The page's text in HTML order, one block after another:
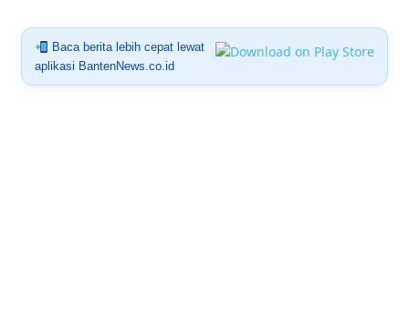
Baca berita lebih cepat lewat
aplikasi BantenNews.co.id